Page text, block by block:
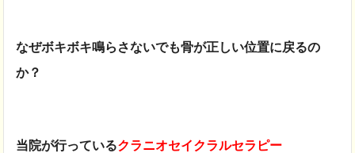
なぜボキボキ鳴らさないでも骨が正しい位置に戻るの
か？
当院が行っているクラニオセイクラルセラピー